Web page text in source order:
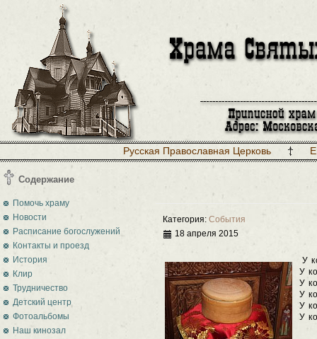
Русская Православная Церковь
Содержание
Помочь храму
Новости
Расписание богослужений
Контакты и проезд
История
Клир
Трудничество
Детский центр
Фотоальбомы
Наш кинозал
Категория: События
18 апреля 2015
У
У
У
У
У
У